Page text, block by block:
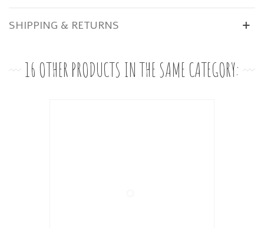
SHIPPING & RETURNS
16 OTHER PRODUCTS IN THE SAME CATEGORY: